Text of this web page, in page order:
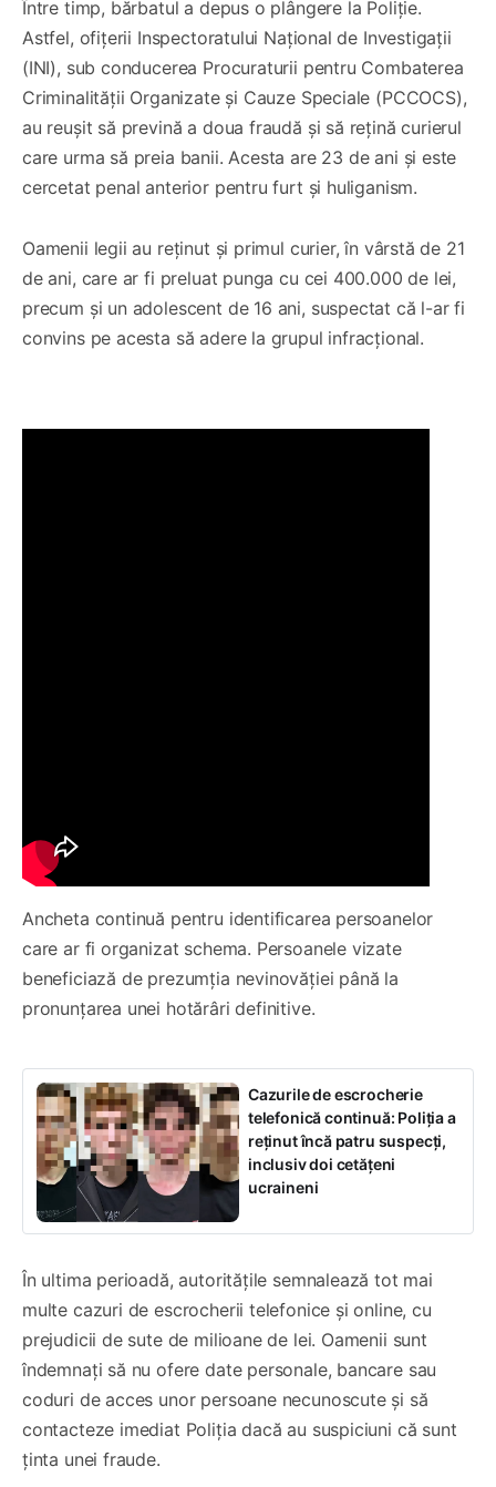
Între timp, bărbatul a depus o plângere la Poliție.
Astfel, ofițerii Inspectoratului Național de Investigații
(INI), sub conducerea Procuraturii pentru Combaterea
Criminalității Organizate și Cauze Speciale (PCCOCS),
au reușit să prevină a doua fraudă și să rețină curierul
care urma să preia banii. Acesta are 23 de ani și este
cercetat penal anterior pentru furt și huliganism.
Oamenii legii au reținut și primul curier, în vârstă de 21
de ani, care ar fi preluat punga cu cei 400.000 de lei,
precum și un adolescent de 16 ani, suspectat că l-ar fi
convins pe acesta să adere la grupul infracțional.
Ancheta continuă pentru identificarea persoanelor
care ar fi organizat schema. Persoanele vizate
beneficiază de prezumția nevinovăției până la
pronunțarea unei hotărâri definitive.
Cazurile de escrocherie
telefonică continuă: Poliția a
reținut încă patru suspecți,
inclusiv doi cetățeni
ucraineni
În ultima perioadă, autoritățile semnalează tot mai
multe cazuri de escrocherii telefonice și online, cu
prejudicii de sute de milioane de lei. Oamenii sunt
îndemnați să nu ofere date personale, bancare sau
coduri de acces unor persoane necunoscute și să
contacteze imediat Poliția dacă au suspiciuni că sunt
ținta unei fraude.